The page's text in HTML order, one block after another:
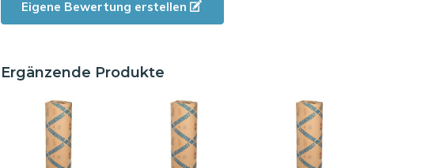
Eigene Bewertung erstellen
Ergänzende Produkte